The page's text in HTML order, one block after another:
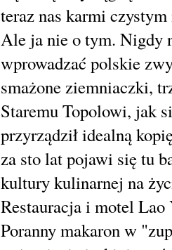
teraz nas karmi
Ale ja nie o tym. Nigdy
wprowadzać polskie
smażone ziemniaczki,
Staremu Topolowi, jak
przyrządził idealną
za sto lat pojawi się tu
kultury kulinarnej na
Restauracja i motel
Poranny makaron w